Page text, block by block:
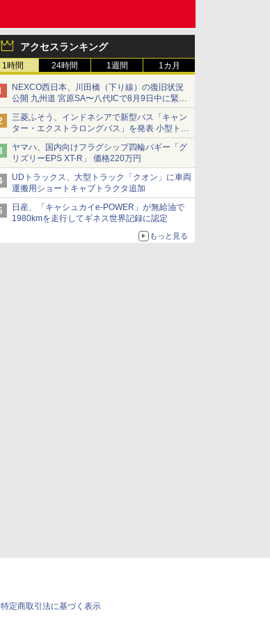
アクセスランキング
1時間 24時間 1週間 1カ月
NEXCO西日本、川田橋（下り線）の復旧状況
公開 九州道 宮原SA〜八代ICで8月9日中に緊急
車両を通行可能に
三菱ふそう、インドネシアで新型バス「キャン
ター・エクストラロングバス」を発表 小型トラ
ックベースの観光・旅客輸送向けバス
ヤマハ、国内向けフラグシップ四輪バギー「グ
リズリーEPS XT-R」 価格220万円
UDトラックス、大型トラック「クオン」に車両
運搬用ショートキャブトラクタ追加
日産、「キャシュカイe-POWER」が無給油で
1980kmを走行してギネス世界記録に認定
もっと見る
特定商取引法に基づく表示